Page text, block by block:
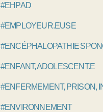
#EHPAD
#EMPLOYEUR.EUSE
#ENCÉPHALOPATHIE
#ENFANT, ADOLESCENT.E
#ENFERMEMENT, PRISON,
#ENVIRONNEMENT